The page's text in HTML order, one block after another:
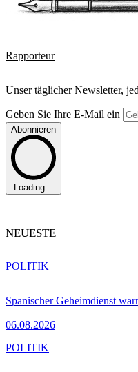
Rapporteur
Unser täglicher Newsletter,
Geben Sie Ihre E-Mail ein
Abonnieren
Loading...
NEUESTE
Spanischer Geheimdienst
06.08.2026
POLITIK
POLITIK